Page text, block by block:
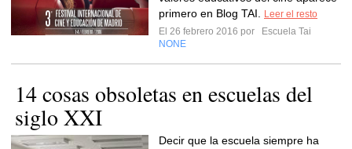
primero en Blog TAI.
Leer el resto
El 26 febrero 2016 por
Escuela Tai
NONE
14 cosas obsoletas en escuelas del
siglo XXI
Decir que la escuela siempre ha